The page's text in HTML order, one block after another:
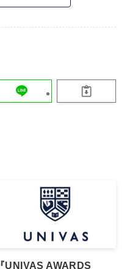
『UNIVAS AWARDS